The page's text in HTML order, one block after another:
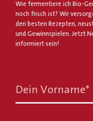
Wie fermentiere ich Bio-
noch frisch ist? Wir
den besten Rezepten,
und Gewinnspielen. Jetzt
informiert sein!
Dein Vorname*